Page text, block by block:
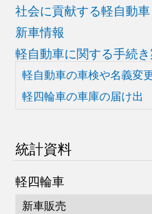
社会に貢献する軽自動車
新車情報
軽自動車に関する手続
軽自動車の車検や名義変
軽四輪車の車庫の届け出
統計資料
軽四輪車
新車販売